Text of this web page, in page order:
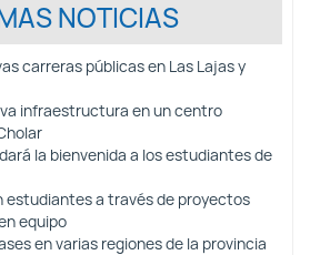
NOTICIAS
carreras públicas en Las Lajas y
infraestructura en un centro
la bienvenida a los estudiantes de
estudiantes a través de proyectos
equipo
en varias regiones de la provincia